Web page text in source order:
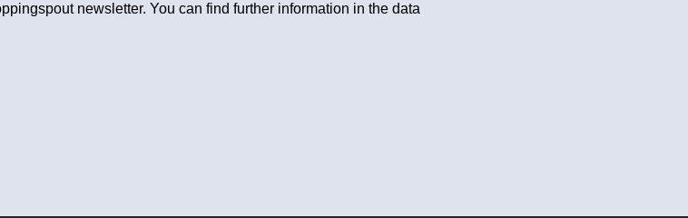
newsletter. You can find further information in the data